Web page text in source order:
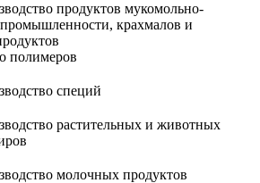
продуктов мукомольно-
крахмалов и
полимеров
специй
растительных и животных
молочных продуктов